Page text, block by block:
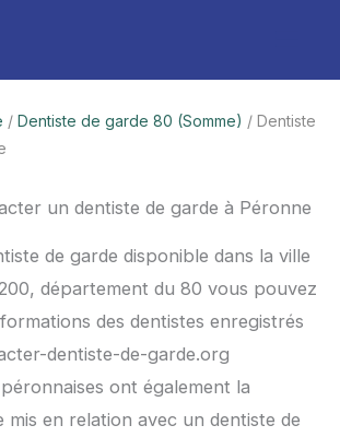
/ Dentiste de garde 80 (Somme) / Dentiste
un dentiste de garde à Péronne
de garde disponible dans la ville
département du 80 vous pouvez
des dentistes enregistrés
dentiste-de-garde.org
ont également la
mis en relation avec un dentiste de